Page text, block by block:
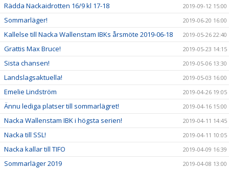
Rädda Nackaidrotten 16/9 kl 17-18 2019-09-12 15:00
Sommarläger! 2019-06-20 16:00
Kallelse till Nacka Wallenstam IBKs årsmöte 2019-06-18 2019-05-26 22:40
Grattis Max Bruce! 2019-05-23 14:15
Sista chansen! 2019-05-06 13:30
Landslagsaktuella! 2019-05-03 16:00
Emelie Lindström 2019-04-26 19:05
Ännu lediga platser till sommarlägret! 2019-04-16 15:00
Nacka Wallenstam IBK i högsta serien! 2019-04-11 14:45
Nacka till SSL! 2019-04-11 10:05
Nacka kallar till TIFO 2019-04-09 16:39
Sommarläger 2019 2019-04-08 13:00